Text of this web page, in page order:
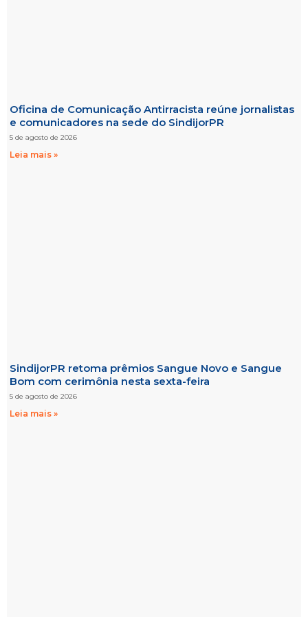
Oficina de Comunicação Antirracista reúne jornalistas
e comunicadores na sede do SindijorPR
5 de agosto de 2026
Leia mais »
SindijorPR retoma prêmios Sangue Novo e Sangue
Bom com cerimônia nesta sexta-feira
5 de agosto de 2026
Leia mais »